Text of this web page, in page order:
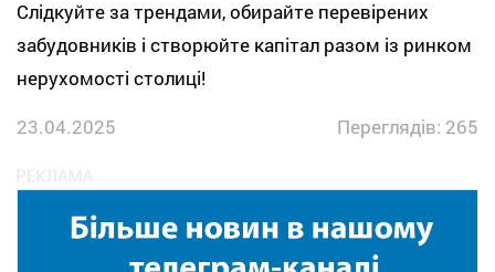
Слідкуйте за трендами, обирайте перевірених
забудовників і створюйте капітал разом із ринком
нерухомості столиці!
23.04.2025
Переглядів: 265